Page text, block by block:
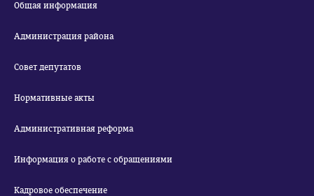
Общая информация
Администрация района
Совет депутатов
Нормативные акты
Административная реформа
Информация о работе с обращениями
Кадровое обеспечение